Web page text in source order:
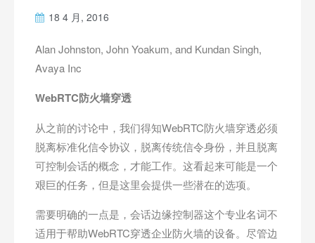
18 4 月, 2016
Alan Johnston, John Yoakum, and Kundan Singh,
Avaya Inc
WebRTC防火墙穿透
从之前的讨论中，我们得知WebRTC防火墙穿透必须
脱离标准化信令协议，脱离传统信令身份，并且脱离
可控制会话的概念，才能工作。这看起来可能是一个
艰巨的任务，但是这里会提供一些潜在的选项。
需要明确的一点是，会话边缘控制器这个专业名词不
适用于帮助WebRTC穿透企业防火墙的设备。尽管边